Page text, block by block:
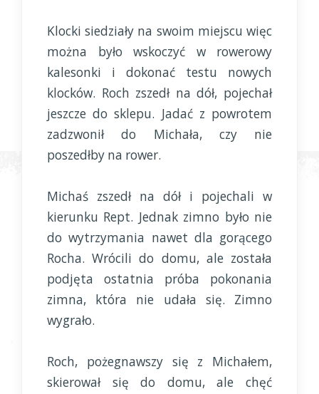
Klocki siedziały na swoim miejscu więc
można było wskoczyć w rowerowy
kalesonki i dokonać testu nowych
klocków. Roch zszedł na dół, pojechał
jeszcze do sklepu. Jadać z powrotem
zadzwonił do Michała, czy nie
poszedłby na rower.
Michaś zszedł na dół i pojechali w
kierunku Rept. Jednak zimno było nie
do wytrzymania nawet dla gorącego
Rocha. Wrócili do domu, ale została
podjęta ostatnia próba pokonania
zimna, która nie udała się. Zimno
wygrało.
Roch, pożegnawszy się z Michałem,
skierował się do domu, ale chęć